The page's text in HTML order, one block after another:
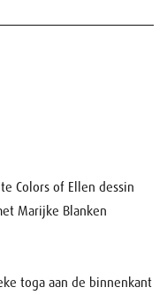
Colors of Ellen dessin
Marijke Blanken
toga aan de binnenkant